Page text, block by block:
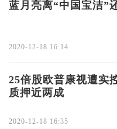
蓝月亮离“中国宝洁”
2020-12-18 16:14
25倍股欧普康视遭实
质押近两成
2020-12-18 16:35